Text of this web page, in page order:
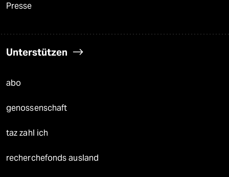
Presse
Unterstützen
abo
genossenschaft
taz zahl ich
recherchefonds ausland